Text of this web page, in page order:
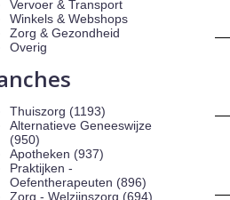
Vervoer & Transport
Winkels & Webshops
Zorg & Gezondheid
Overig
Thuiszorg (1193)
Alternatieve Geneeswijze
(950)
Apotheken (937)
Praktijken -
Oefentherapeuten (896)
Zorg - Welzijnszorg (694)